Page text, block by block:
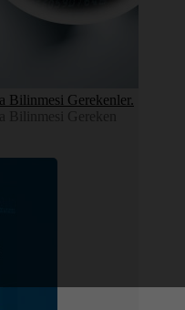
Bilinmesi Gerekenler.